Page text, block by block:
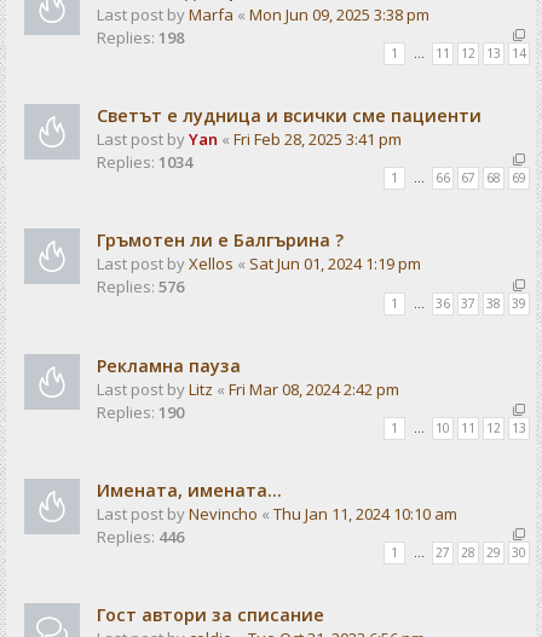
Last post byMarfa « Mon Jun 09, 2025 3:38 pm
Replies: 198
1 … 11 12 13 14
Светът е лудница и всички сме пациенти
Last post byYan « Fri Feb 28, 2025 3:41 pm
Replies: 1034
1 … 66 67 68 69
Гръмотен ли е Балгърина ?
Last post byXellos « Sat Jun 01, 2024 1:19 pm
Replies: 576
1 36 37 38 39
Рекламна пауза
Last post byLitz « Fri Mar 08, 2024 2:42 pm
Replies: 190
1 … 10 11 12 13
Имената, имената...
Last post byNevincho « Thu Jan 11, 2024 10:10 am
Replies: 446
1 … 27 28 29 30
Гост автори за списание